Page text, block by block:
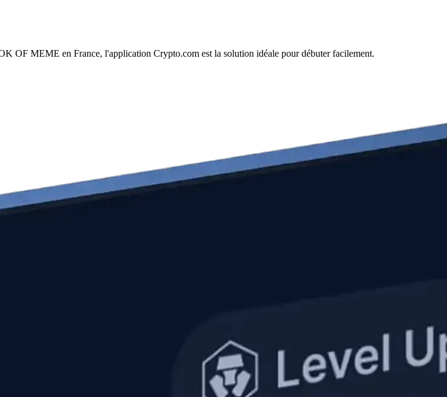
OF MEME en France, l'application Crypto.com est la solution idéale pour débuter facilement.